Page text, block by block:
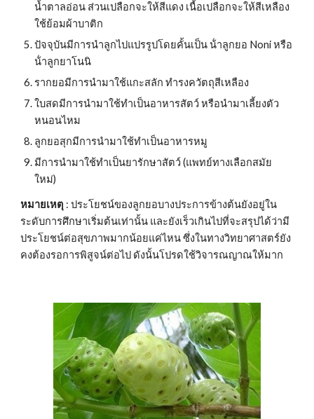
น้ำตาลอ่อน ส่วนเปลือกจะให้สีแดง เนื้อเปลือกจะให้สีเหลือง
ใช้ย้อมผ้าบาติก
ปัจจุบันมีการนำลูกไปแปรรูปโดยคั้นเป็น น้ําลูกยอ Noni หรือ
น้ําลูกยาโนนิ
รากยอมีการนำมาใช้แกะสลัก ทำรงควัตถุสีเหลือง
ใบสดมีการนำมาใช้ทำเป็นอาหารสัตว์ หรือนำมาเลี้ยงตัว
หนอนไหม
ลูกยอสุกมีการนำมาใช้ทำเป็นอาหารหมู
มีการนำมาใช้ทำเป็นยารักษาสัตว์ (แพทย์ทางเลือกสมัย
ใหม่)
หมายเหตุ : ประโยชน์ของลูกยอบางประการข้างต้นยังอยู่ใน
ระดับการศึกษาเริ่มต้นเท่านั้น และยังเร็วเกินไปที่จะสรุปได้ว่ามี
ประโยชน์ต่อสุขภาพมากน้อยแค่ไหน ซึ่งในทางวิทยาศาสตร์ยัง
คงต้องรอการพิสูจน์ต่อไป ดังนั้นโปรดใช้วิจารณญาณให้มาก